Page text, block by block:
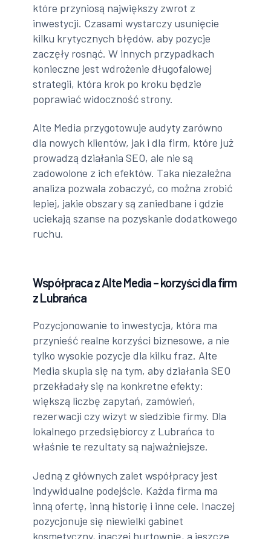
które przyniosą największy zwrot z
inwestycji. Czasami wystarczy usunięcie
kilku krytycznych błędów, aby pozycje
zaczęły rosnąć. W innych przypadkach
konieczne jest wdrożenie długofalowej
strategii, która krok po kroku będzie
poprawiać widoczność strony.
Alte Media przygotowuje audyty zarówno
dla nowych klientów, jak i dla firm, które już
prowadzą działania SEO, ale nie są
zadowolone z ich efektów. Taka niezależna
analiza pozwala zobaczyć, co można zrobić
lepiej, jakie obszary są zaniedbane i gdzie
uciekają szanse na pozyskanie dodatkowego
ruchu.
Współpraca z Alte Media – korzyści dla firm
z Lubrańca
Pozycjonowanie to inwestycja, która ma
przynieść realne korzyści biznesowe, a nie
tylko wysokie pozycje dla kilku fraz. Alte
Media skupia się na tym, aby działania SEO
przekładały się na konkretne efekty:
większą liczbę zapytań, zamówień,
rezerwacji czy wizyt w siedzibie firmy. Dla
lokalnego przedsiębiorcy z Lubrańca to
właśnie te rezultaty są najważniejsze.
Jedną z głównych zalet współpracy jest
indywidualne podejście. Każda firma ma
inną ofertę, inną historię i inne cele. Inaczej
pozycjonuje się niewielki gabinet
kosmetyczny, inaczej hurtownię, a jeszcze